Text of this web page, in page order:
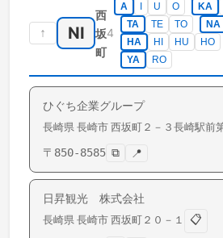
↑ NI
西
坂
町
4
A U O KA
TA
TE TO NA
HA
HI HU HO
YA
RO
ひぐち企業グループ
長崎県 長崎市 西坂町 ２－３長崎駅前
〒 850-8585 ⧉ 📍
日昇観光 株式会社
長崎県 長崎市 西坂町 ２０－１
📋